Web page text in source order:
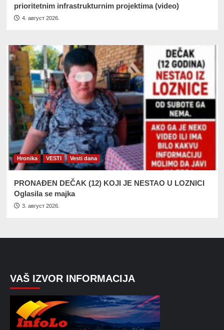
prioritetnim infrastrukturnim projektima (video)
4. август 2026.
Hronika VESTI Vesti dana
PRONAĐEN DEČAK (12) KOJI JE NESTAO U LOZNICI
Oglasila se majka
3. август 2026.
VAŠ IZVOR INFORMACIJA